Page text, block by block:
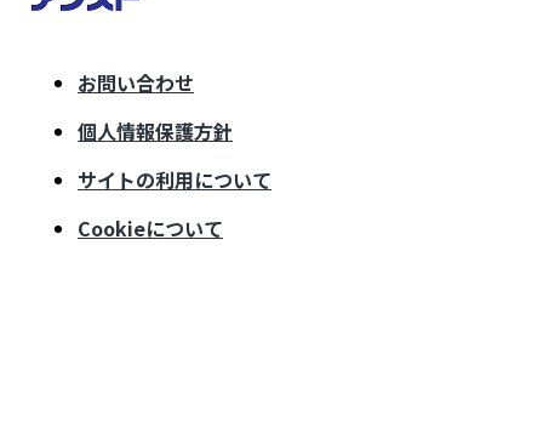
お問い合わせ
個人情報保護方針
サイトの利用について
Cookieについて